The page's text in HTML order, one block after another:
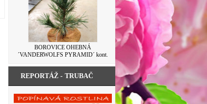
BOROVICE OHEBNÁ
´VANDERWOLFS PYRAMID´ kont.
SKLENICE ZAVAŘOVACÍ S VÍČKEM
LEVANDULE 500ML
REPORTÁŽ - TRUBAČ